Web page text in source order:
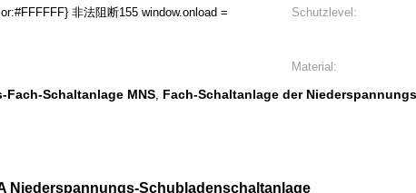
断155 window.onload =
Schutzlevel:
Material:
Fach-Schaltanlage MNS, Fach-Schaltanlage der
A Niederspannungs-Schubladenschaltanlage